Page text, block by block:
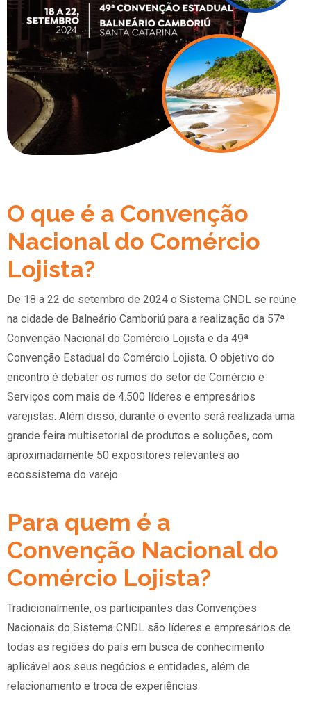
O que é a Convenção
Nacional do Comércio
Lojista?
De 18 a 22 de setembro de 2024 o Sistema CNDL se reúne
na cidade de Balneário Camboriú para a realização da 57ª
Convenção Nacional do Comércio Lojista e da 49ª
Convenção Estadual do Comércio Lojista. O objetivo do
encontro é debater os rumos do setor de Comércio e
Serviços com mais de 4.500 líderes e empresários
varejistas. Além disso, durante o evento será realizada uma
grande feira multisetorial de produtos e soluções, com
aproximadamente 50 expositores relevantes ao
ecossistema do varejo.
Para quem é a
Convenção Nacional do
Comércio Lojista?
Tradicionalmente, os participantes das Convenções
Nacionais do Sistema CNDL são líderes e empresários de
todas as regiões do país em busca de conhecimento
aplicável aos seus negócios e entidades, além de
relacionamento e troca de experiências.